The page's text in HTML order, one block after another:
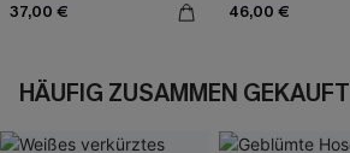
37,00 € 46,00 €
HÄUFIG ZUSAMMEN GEKAUFT